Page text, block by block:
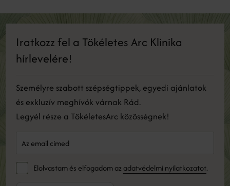
Iratkozz fel a Tökéletes Arc Klinika
hírlevelére!
Személyre szabott szépségtippek, egyedi ajánlatok
és exkluzív meghívók várnak Rád.
Legyél része a TökéletesArc közösségnek!
Elolvastam és elfogadom az adatvédelmi nyilatkozatot.